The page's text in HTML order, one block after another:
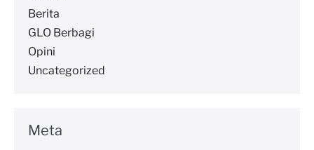
Berita
GLO Berbagi
Opini
Uncategorized
Meta